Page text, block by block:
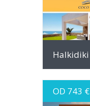
Halkidiki
OD 743 €